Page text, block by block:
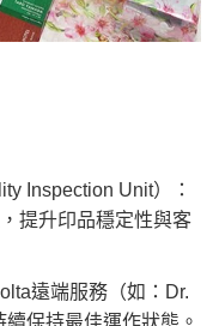
Inspection Unit）：
提升印品穩定性與客
遠端服務（如：Dr.
保持最佳運作狀態。